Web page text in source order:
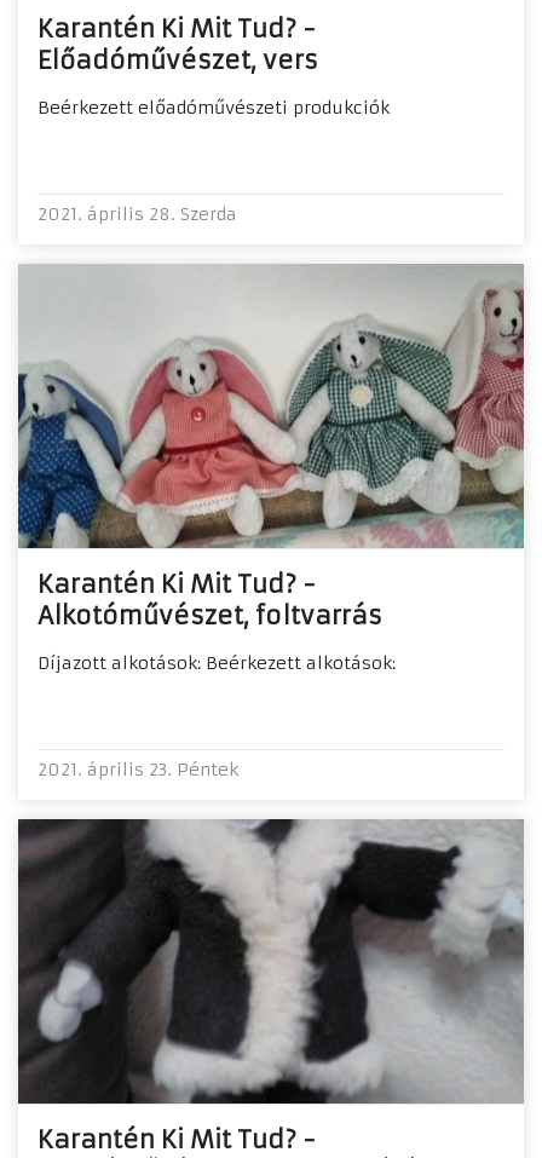
Karantén Ki Mit Tud? -
Előadóművészet, vers
Beérkezett előadóművészeti produkciók
2021. április 28. Szerda
Karantén Ki Mit Tud? -
Alkotóművészet, foltvarrás
Díjazott alkotások: Beérkezett alkotások:
2021. április 23. Péntek
Karantén Ki Mit Tud? -